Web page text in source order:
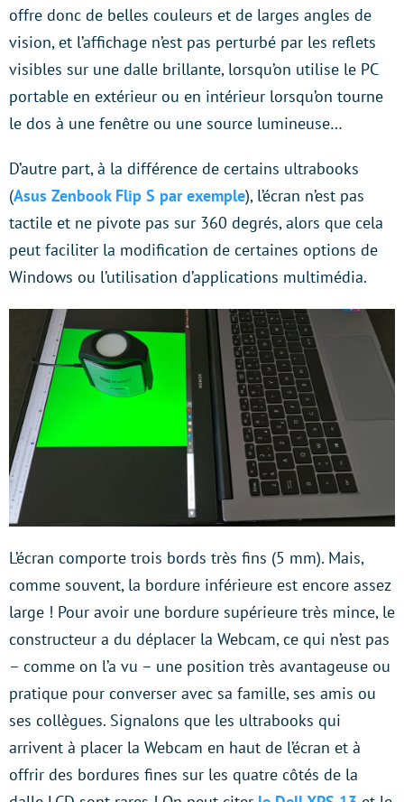
offre donc de belles couleurs et de larges angles de
vision, et l’affichage n’est pas perturbé par les reflets
visibles sur une dalle brillante, lorsqu’on utilise le PC
portable en extérieur ou en intérieur lorsqu’on tourne
le dos à une fenêtre ou une source lumineuse…
D’autre part, à la différence de certains ultrabooks
(Asus Zenbook Flip S par exemple), l’écran n’est pas
tactile et ne pivote pas sur 360 degrés, alors que cela
peut faciliter la modification de certaines options de
Windows ou l’utilisation d’applications multimédia.
L’écran comporte trois bords très fins (5 mm). Mais,
comme souvent, la bordure inférieure est encore assez
large ! Pour avoir une bordure supérieure très mince, le
constructeur a du déplacer la Webcam, ce qui n’est pas
– comme on l’a vu – une position très avantageuse ou
pratique pour converser avec sa famille, ses amis ou
ses collègues. Signalons que les ultrabooks qui
arrivent à placer la Webcam en haut de l’écran et à
offrir des bordures fines sur les quatre côtés de la